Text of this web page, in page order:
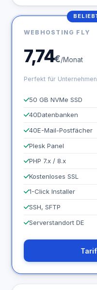
WEBHOSTING FLY
€
7,74 /Monat
Perfekt für
50 GB NVMe SSD
40Datenbanken
40E-Mail-Postfächer
Plesk Panel
PHP 7.x / 8.x
Kostenloses SSL
1-Click Installer
SSH, SFTP
Serverstandort DE